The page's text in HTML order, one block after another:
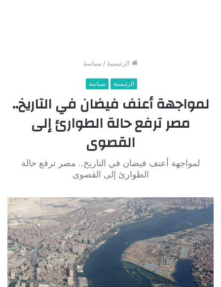
الرئيسية / سياسة
الرئيسية سياسة
لمواجهة أعنف فيضان في التاريخ..
مصر ترفع حالة الطوارئ إلى
القصوى
لمواجهة أعنف فيضان في التاريخ.. مصر ترفع حالة
الطوارئ إلى القصوى